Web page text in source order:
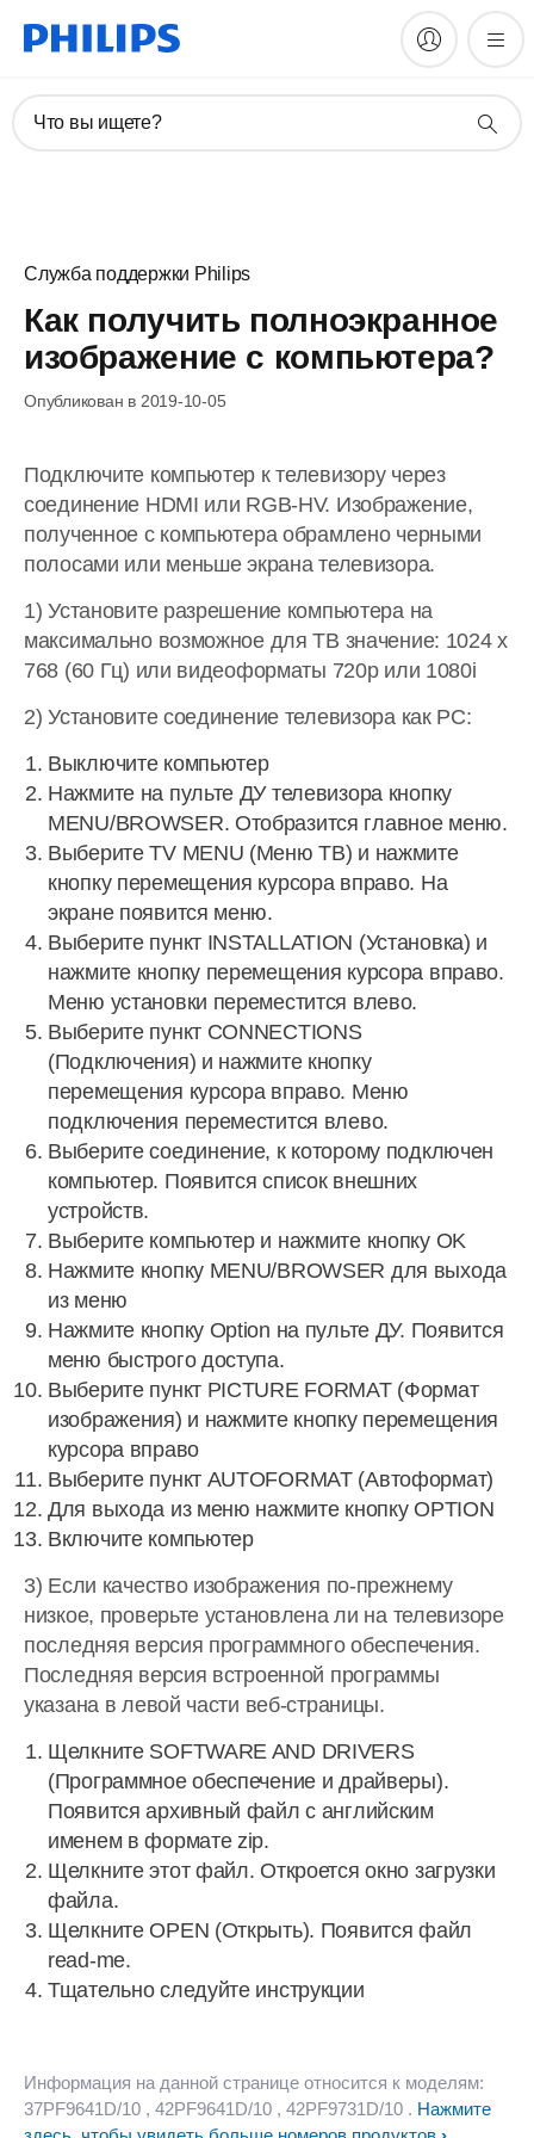
Что вы ищете?
Служба поддержки Philips
Как получить полноэкранное
изображение с компьютера?
Опубликован в 2019-10-05
Подключите компьютер к телевизору через
соединение HDMI или RGB-HV. Изображение,
полученное с компьютера обрамлено черными
полосами или меньше экрана телевизора.
1) Установите разрешение компьютера на
максимально возможное для ТВ значение: 1024 x
768 (60 Гц) или видеоформаты 720p или 1080i
2) Установите соединение телевизора как PC:
Выключите компьютер
Нажмите на пульте ДУ телевизора кнопку
MENU/BROWSER. Отобразится главное меню.
Выберите TV MENU (Меню ТВ) и нажмите
кнопку перемещения курсора вправо. На
экране появится меню.
Выберите пункт INSTALLATION (Установка) и
нажмите кнопку перемещения курсора вправо.
Меню установки переместится влево.
Выберите пункт CONNECTIONS
(Подключения) и нажмите кнопку
перемещения курсора вправо. Меню
подключения переместится влево.
Выберите соединение, к которому подключен
компьютер. Появится список внешних
устройств.
Выберите компьютер и нажмите кнопку OK
Нажмите кнопку MENU/BROWSER для выхода
из меню
Нажмите кнопку Option на пульте ДУ. Появится
меню быстрого доступа.
Выберите пункт PICTURE FORMAT (Формат
изображения) и нажмите кнопку перемещения
курсора вправо
Выберите пункт AUTOFORMAT (Автоформат)
Для выхода из меню нажмите кнопку OPTION
Включите компьютер
3) Если качество изображения по-прежнему
низкое, проверьте установлена ли на телевизоре
последняя версия программного обеспечения.
Последняя версия встроенной программы
указана в левой части веб-страницы.
Щелкните SOFTWARE AND DRIVERS
(Программное обеспечение и драйверы).
Появится архивный файл с английским
именем в формате zip.
Щелкните этот файл. Откроется окно загрузки
файла.
Щелкните OPEN (Открыть). Появится файл
read-me.
Тщательно следуйте инструкции
Информация на данной странице относится к моделям:
37PF9641D/10 , 42PF9641D/10 , 42PF9731D/10 . Нажмите